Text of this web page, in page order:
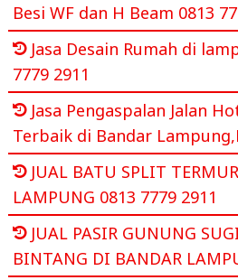
Besi WF dan H Beam 0813
Jasa Desain Rumah di
7779 2911
Jasa Pengaspalan Jalan
Terbaik di Bandar
JUAL BATU SPLIT
LAMPUNG 0813 7779 2911
JUAL PASIR GUNUNG
BINTANG DI BANDAR